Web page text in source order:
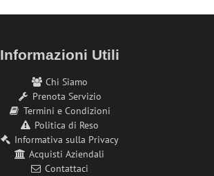
Informazioni Utili
Chi Siamo
Prenota Servizio
Termini e Condizioni
Politica di Reso
Informativa sulla Privacy
Acquisti Aziendali
Contattaci